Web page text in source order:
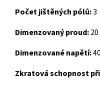
Počet jištěných pólů:3
Dimenzovaný proud:
Dimenzované napětí:
Zkratová schopnost při